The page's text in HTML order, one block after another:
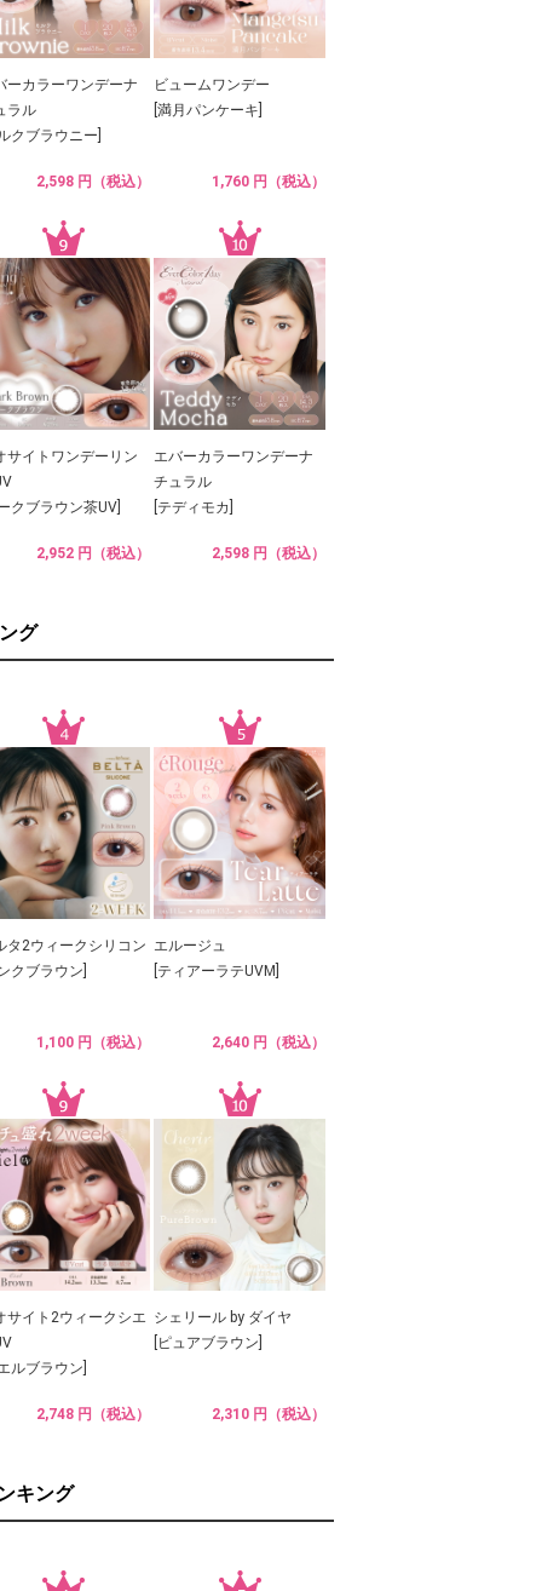
ーカラーワンデーナ
ラル
クブラウニー]
2,598 円（税込）
ビュームワンデー
[満月パンケーキ]
1,760 円（税込）
サイトワンデーリン
クブラウン茶UV]
2,952 円（税込）
エバーカラーワンデーナ
チュラル
[テディモカ]
2,598 円（税込）
グ
タ2ウィークシリコン
クブラウン]
1,100 円（税込）
エルージュ
[ティアーラテUVM]
2,640 円（税込）
サイト2ウィークシエ
ルブラウン]
2,748 円（税込）
シェリール by ダイヤ
[ピュアブラウン]
2,310 円（税込）
キング